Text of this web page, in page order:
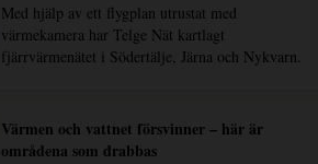
Med hjälp av ett flygplan utrustat med
värmekamera har Telge Nät kartlagt
fjärrvärmenätet i Södertälje, Järna och Nykvarn.
Värmen och vattnet försvinner – här är
områdena som drabbas